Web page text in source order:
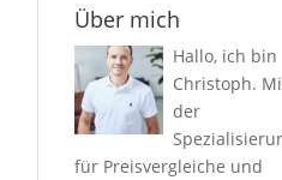
Über mich
Hallo, ich bin
Christoph.
der
für Preisvergleiche und